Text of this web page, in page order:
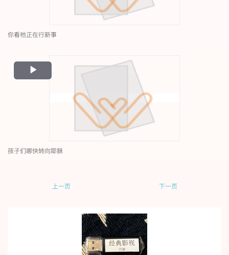
你看祂正在行新事
Play
Video
孩子们哪快转向耶稣
上一页 下一页